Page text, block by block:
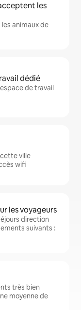
les
animaux de
dédié
de travail
ville
wifi
les voyageurs
direction
suivants :
très bien
moyenne de